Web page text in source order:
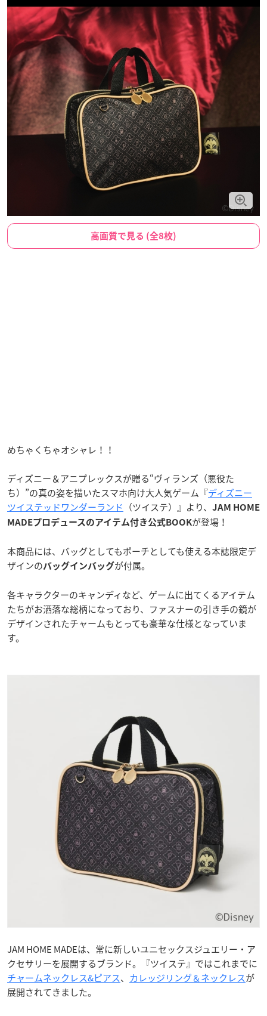
高画質で見る (全8枚)
めちゃくちゃオシャレ！！
ディズニー＆アニプレックスが贈る“ヴィランズ（悪役た
ち）”の真の姿を描いたスマホ向け大人気ゲーム『ディズニー
ツイステッドワンダーランド （ツイステ）』より、
JAM HOME
MADEプロデュースのアイテム付き公式BOOKが登場！
本商品には、バッグとしてもポーチとしても使える本誌限定デ
ザインのバッグインバッグが付属。
各キャラクターのキャンディなど、ゲームに出てくるアイテム
たちがお洒落な総柄になっており、ファスナーの引き手の鏡が
デザインされたチャームもとっても豪華な仕様となっていま
す。
JAM HOME MADEは、常に新しいユニセックスジュエリー・ア
クセサリーを展開するブランド。『ツイステ』ではこれまでに
チャームネックレス&ピアス、 カレッジリング＆ネックレスが
展開されてきました。